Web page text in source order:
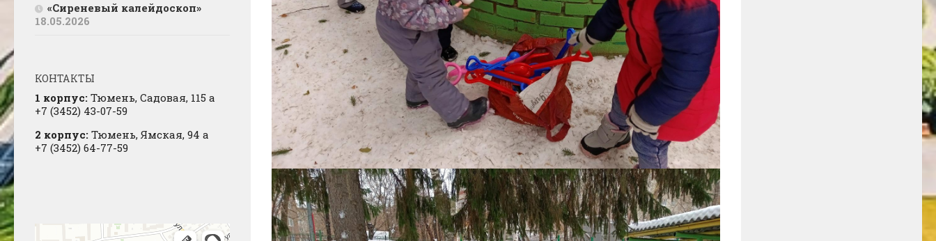
«Сиреневый калейдоскоп»
18.05.2026
КОНТАКТЫ
1 корпус: Тюмень, Садовая, 115 а
+7 (3452) 43-07-59
2 корпус: Тюмень, Ямская, 94 а
+7 (3452) 64-77-59